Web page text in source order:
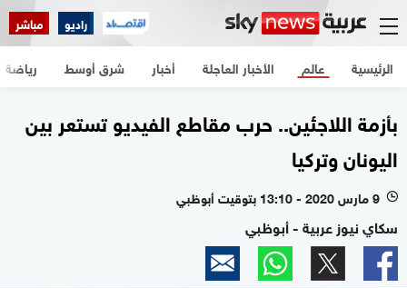
راديو مباشر
الرئيسية الأخبار العاجلة أخبار شرق أوسط عالم رياضة
بأزمة اللاجئين.. حرب مقاطع الفيديو تستعر بين
اليونان وتركيا
l 9 مارس 2020 - 13:10 بتوقيت أبوظبي
سكاي نيوز عربية - أبوظبي